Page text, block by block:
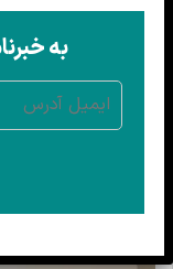
به